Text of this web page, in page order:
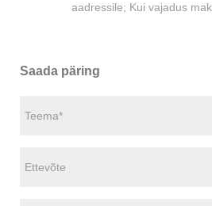
aadressile; Kui vajadus
Saada päring